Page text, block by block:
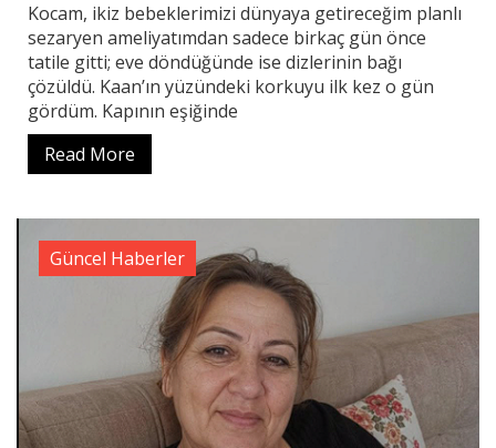
Kocam, ikiz bebeklerimizi dünyaya getireceğim planlı
sezaryen ameliyatımdan sadece birkaç gün önce
tatile gitti; eve döndüğünde ise dizlerinin bağı
çözüldü. Kaan’ın yüzündeki korkuyu ilk kez o gün
gördüm. Kapının eşiğinde
Read More
Güncel Haberler